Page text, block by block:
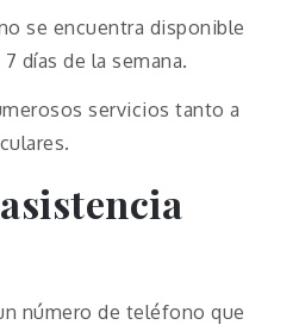
se encuentra disponible
días de la semana.
servicios tanto a
número de teléfono que